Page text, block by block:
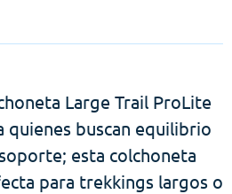
Large Trail ProLite
quienes buscan equilibrio
esta colchoneta
para trekkings largos o